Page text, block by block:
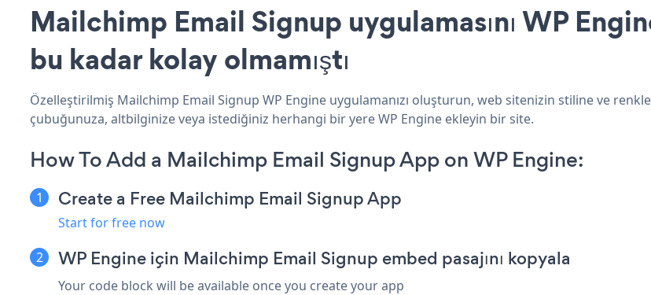
Mailchimp Email Signup uygulamasını WP
bu kadar kolay olmamıştı
Özelleştirilmiş Mailchimp Email Signup WP Engine uygulamanızı oluşturun, web sitenizin stiline ve
çubuğunuza, altbilginize veya istediğiniz herhangi bir yere WP Engine ekleyin bir site.
How To Add a Mailchimp Email Signup App on WP Engine:
Create a Free Mailchimp Email Signup App
Start for free now
WP Engine için Mailchimp Email Signup embed pasajını kopyala
Your code block will be available once you create your app